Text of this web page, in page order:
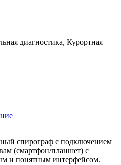
диагностика, Курортная
спирограф с подключением
(смартфон/планшет) с
и понятным интерфейсом.